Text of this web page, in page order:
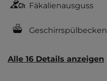
Fäkalienausguss
Geschirrspülbecken
Alle 16 Details anzeigen